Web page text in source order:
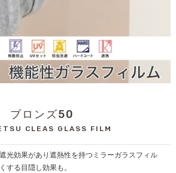
ブロンズ50
CLEAS GLASS FILM
光効果があり遮熱性を持つミラーガラスフィル
する目隠し効果も。